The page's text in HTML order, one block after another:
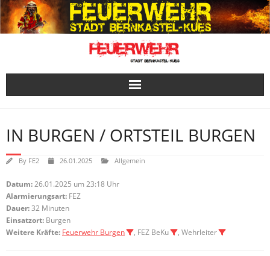
Skip
to
content
IN BURGEN / ORTSTEIL BURGEN
By FE2 26.01.2025 Allgemein
Datum:26.01.2025 um 23:18 Uhr
Alarmierungsart: FEZ
Dauer:32 Minuten
Einsatzort: Burgen
Weitere Kräfte: Feuerwehr Burgen , FEZ BeKu , Wehrleiter